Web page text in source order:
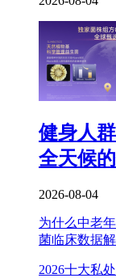
健身人
全天候
2026-08-04
为什么中老
菌临床数据
2026十大私